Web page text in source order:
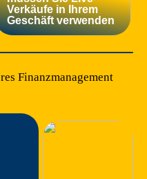
Verkäufe in Ihrem
Geschäft verwenden
Finanzmanagement